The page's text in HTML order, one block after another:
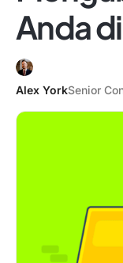
Anda
Alex YorkSenior